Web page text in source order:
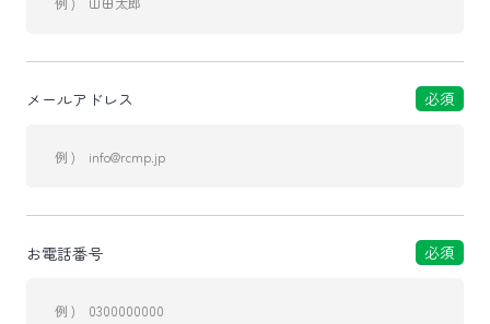
メールアドレス 必須
お電話番号 必須